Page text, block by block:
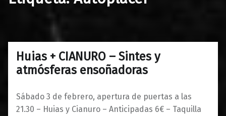
Huias + CIANURO – Sintes y
atmósferas ensoñadoras
Sábado 3 de febrero, apertura de puertas a las
21.30 – Huias y Cianuro – Anticipadas 6€ – Taquilla
31/01/20180
Maravillas